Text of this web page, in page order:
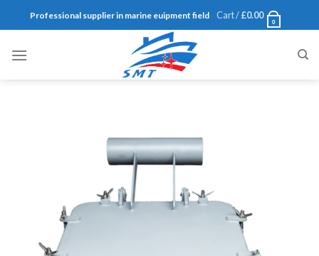
Professional supplier in marine euipment field Cart /£0.00
0